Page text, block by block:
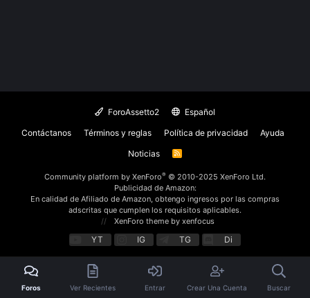
ForoAssetto2
Español
Contáctanos
Términos y reglas Política de privacidad
Ayuda
Noticias
R
Community platform by XenForo® © 2010-2025 XenForo Ltd.
Publicidad de Amazon:
En calidad de Afiliado de Amazon, obtengo ingresos por las compras
adscritas que cumplen los requisitos aplicables.
XenForo theme by xenfocus
YT IG TG Di
Foros Ver Recientes Entrar Crear Una Cuenta Buscar